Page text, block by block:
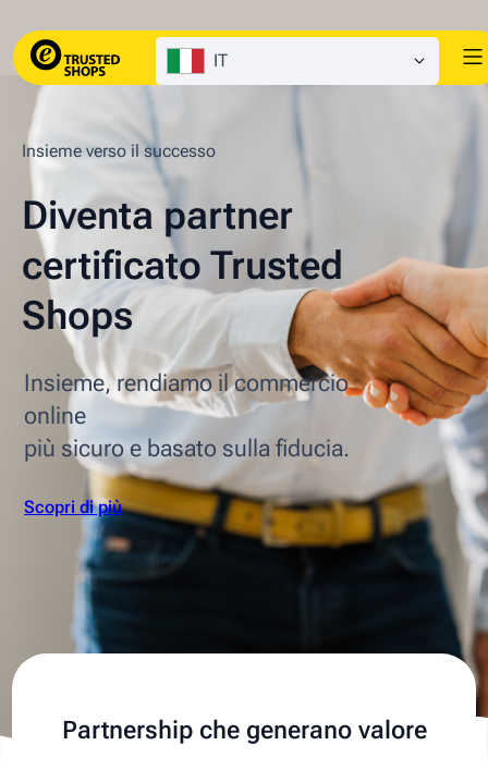
IT
Insieme verso il successo
Diventa partner
certificato Trusted
Shops
Insieme, rendiamo il commercio
online
più sicuro e basato sulla fiducia.
Scopri di più
Partnership che generano valore